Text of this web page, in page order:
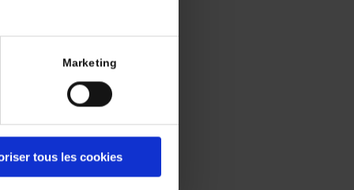
Marketing
tous les cookies
sur la
évaluant
a montré
gain de